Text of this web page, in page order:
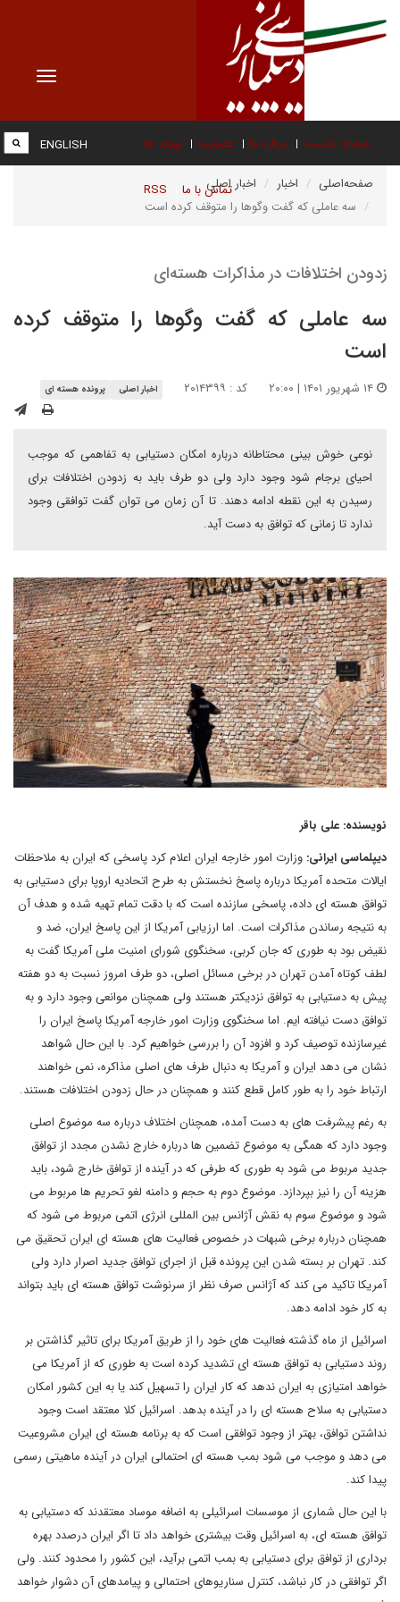
Toggle
صفحه نخست درباره ما عضویت پیوند ها
تماس با ما RSS
ENGLISH
صفحه‌اصلی اخبار
اخبار اصلی
سه عاملی که گفت وگوها را متوقف کرده است
زدودن اختلافات در مذاکرات هسته‌ای
سه عاملی که گفت وگوها را متوقف کرده
است
کد : ۲۰۱۴۳۹۹ اخبار اصلی پرونده هسته ای
نوعی خوش بینی محتاطانه درباره امکان دستیابی به تفاهمی که موجب
احیای برجام شود وجود دارد ولی دو طرف باید به زدودن اختلافات برای
رسیدن به این نقطه ادامه دهند. تا آن زمان می توان گفت توافقی وجود
ندارد تا زمانی که توافق به دست آید.
نویسنده: علی باقر
دیپلماسی ایرانی: وزارت امور خارجه ایران اعلام کرد پاسخی که ایران به ملاحظات
ایالات متحده آمریکا درباره پاسخ نخستش به طرح اتحادیه اروپا برای دستیابی به
توافق هسته ای داده، پاسخی سازنده است که با دقت تمام تهیه شده و هدف آن
به نتیجه رساندن مذاکرات است. اما ارزیابی آمریکا از این پاسخ ایران، ضد و
نقیض بود به طوری که جان کربی، سخنگوی شورای امنیت ملی آمریکا گفت به
لطف کوتاه آمدن تهران در برخی مسائل اصلی، دو طرف امروز نسبت به دو هفته
پیش به دستیابی به توافق نزدیکتر هستند ولی همچنان موانعی وجود دارد و به
توافق دست نیافته ایم. اما سخنگوی وزارت امور خارجه آمریکا پاسخ ایران را
غیرسازنده توصیف کرد و افزود آن را بررسی خواهیم کرد. با این حال شواهد
نشان می دهد ایران و آمریکا به دنبال طرف های اصلی مذاکره، نمی خواهند
ارتباط خود را به طور کامل قطع کنند و همچنان در حال زدودن اختلافات هستند.
به رغم پیشرفت های به دست آمده، همچنان اختلاف درباره سه موضوع اصلی
وجود دارد که همگی به موضوع تضمین ها درباره خارج نشدن مجدد از توافق
جدید مربوط می شود به طوری که طرفی که در آینده از توافق خارج شود، باید
هزینه آن را نیز بپردازد. موضوع دوم به حجم و دامنه لغو تحریم ها مربوط می
شود و موضوع سوم به نقش آژانس بین المللی انرژی اتمی مربوط می شود که
همچنان درباره برخی شبهات در خصوص فعالیت های هسته ای ایران تحقیق می
کند. تهران بر بسته شدن این پرونده قبل از اجرای توافق جدید اصرار دارد ولی
آمریکا تاکید می کند که آژانس صرف نظر از سرنوشت توافق هسته ای باید بتواند
به کار خود ادامه دهد.
اسرائیل از ماه گذشته فعالیت های خود را از طریق آمریکا برای تاثیر گذاشتن بر
روند دستیابی به توافق هسته ای تشدید کرده است به طوری که از آمریکا می
خواهد امتیازی به ایران ندهد که کار ایران را تسهیل کند یا به این کشور امکان
دستیابی به سلاح هسته ای را در آینده بدهد. اسرائیل کلا معتقد است وجود
نداشتن توافق، بهتر از وجود توافقی است که به برنامه هسته ای ایران مشروعیت
می دهد و موجب می شود بمب هسته ای احتمالی ایران در آینده ماهیتی رسمی
پیدا کند.
با این حال شماری از موسسات اسرائیلی به اضافه موساد معتقدند که دستیابی به
توافق هسته ای، به اسرائیل وقت بیشتری خواهد داد تا اگر ایران درصدد بهره
برداری از توافق برای دستیابی به بمب اتمی برآید، این کشور را محدود کنند. ولی
اگر توافقی در کار نباشد، کنترل سناریوهای احتمالی و پیامدهای آن دشوار خواهد